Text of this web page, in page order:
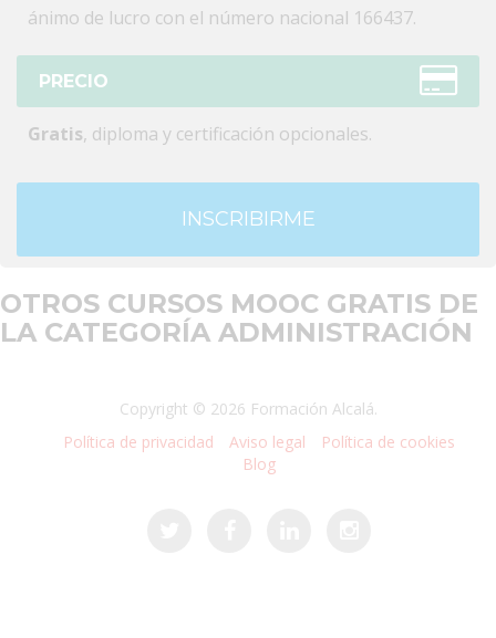
ánimo de lucro con el número nacional 166437.
PRECIO
Gratis, diploma y certificación opcionales.
INSCRIBIRME
OTROS CURSOS MOOC GRATIS DE
LA CATEGORÍA ADMINISTRACIÓN
Copyright © 2026 Formación Alcalá.
Política de privacidad
Aviso legal
Política de cookies
Blog